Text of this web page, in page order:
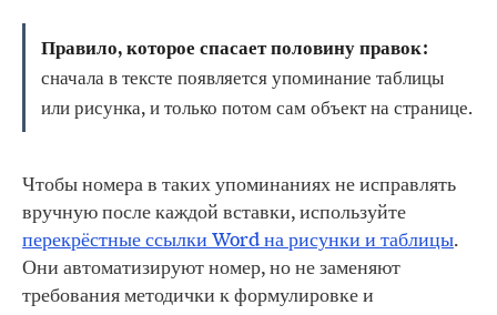
Правило, которое спасает половину правок:
сначала в тексте появляется упоминание таблицы
или рисунка, и только потом сам объект на странице.
Чтобы номера в таких упоминаниях не исправлять
вручную после каждой вставки, используйте
перекрёстные ссылки Word на рисунки и таблицы.
Они автоматизируют номер, но не заменяют
требования методички к формулировке и